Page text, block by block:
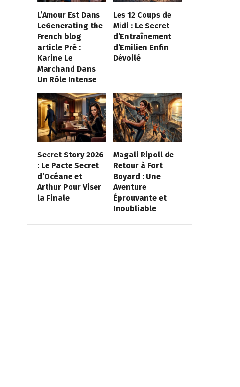
L’Amour Est Dans
LeGenerating the
French blog
article Pré :
Karine Le
Marchand Dans
Un Rôle Intense
Les 12 Coups de
Midi : Le Secret
d’Entraînement
d’Emilien Enfin
Dévoilé
Secret Story 2026
: Le Pacte Secret
d’Océane et
Arthur Pour Viser
la Finale
Magali Ripoll de
Retour à Fort
Boyard : Une
Aventure
Éprouvante et
Inoubliable